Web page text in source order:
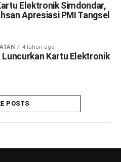
Elektronik Simdondar,
Apresiasi PMI Tangsel
4 tahun ago
Luncurkan Kartu Elektronik
POSTS